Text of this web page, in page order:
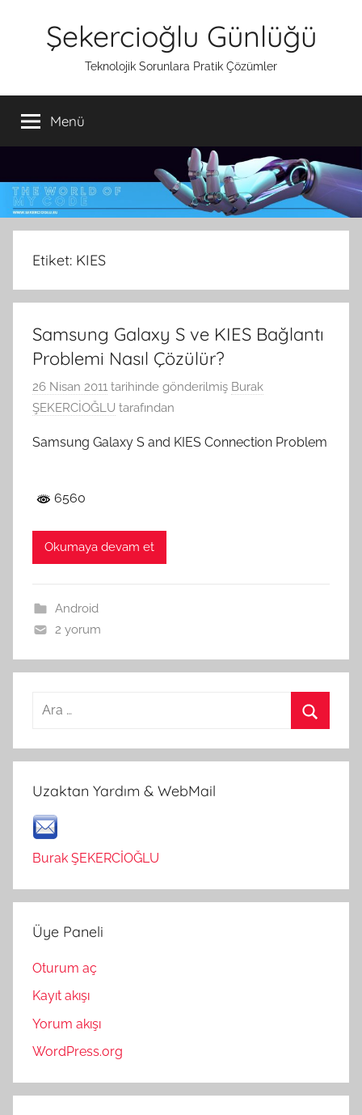
Şekercioğlu Günlüğü
Teknolojik Sorunlara Pratik Çözümler
Menü
Etiket: KIES
Samsung Galaxy S ve KIES Bağlantı
Problemi Nasıl Çözülür?
26 Nisan 2011 tarihinde gönderilmiş Burak
ŞEKERCİOĞLU tarafından
Samsung Galaxy S and KIES Connection Problem
6560
Okumaya devam et
Android
2 yorum
Arama:
Uzaktan Yardım & WebMail
Burak ŞEKERCİOĞLU
Üye Paneli
Oturum aç
Kayıt akışı
Yorum akışı
WordPress.org